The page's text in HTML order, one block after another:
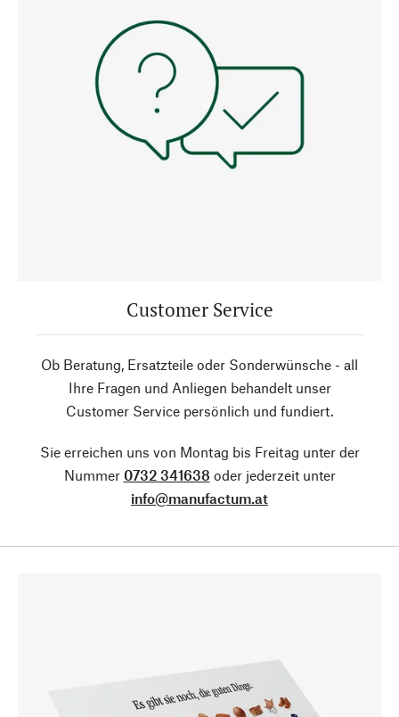
Customer Service
Ob Beratung, Ersatzteile oder Sonderwünsche - all
Ihre Fragen und Anliegen behandelt unser
Customer Service persönlich und fundiert.
Sie erreichen uns von Montag bis Freitag unter der
Nummer 0732 341638 oder jederzeit unter
info@manufactum.at